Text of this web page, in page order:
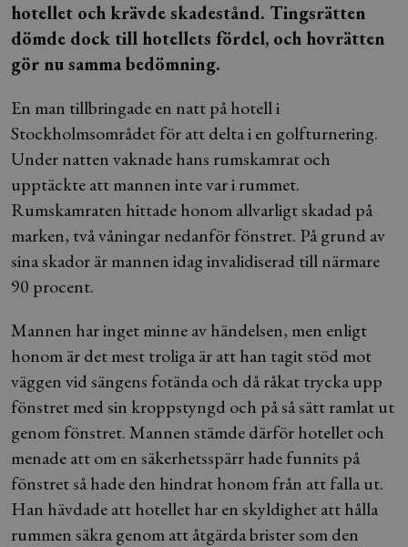
hotellet och krävde skadestånd. Tingsrätten
dömde dock till hotellets fördel, och hovrätten
gör nu samma bedömning.
En man tillbringade en natt på hotell i
Stockholmsområdet för att delta i en golfturnering.
Under natten vaknade hans rumskamrat och
upptäckte att mannen inte var i rummet.
Rumskamraten hittade honom allvarligt skadad på
marken, två våningar nedanför fönstret. På grund av
sina skador är mannen idag invalidiserad till närmare
90 procent.
Mannen har inget minne av händelsen, men enligt
honom är det mest troliga är att han tagit stöd mot
väggen vid sängens fotända och då råkat trycka upp
fönstret med sin kroppstyngd och på så sätt ramlat ut
genom fönstret. Mannen stämde därför hotellet och
menade att om en säkerhetsspärr hade funnits på
fönstret så hade den hindrat honom från att falla ut.
Han hävdade att hotellet har en skyldighet att hålla
rummen säkra genom att åtgärda brister som den